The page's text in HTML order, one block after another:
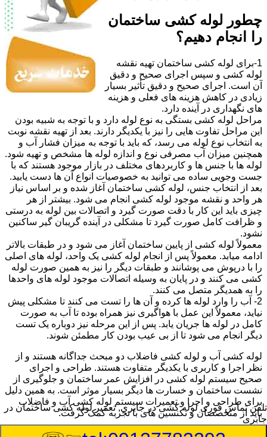
چطور لوله کشی ساختمان
را انجام دهیم؟
1-برای لوله کشی ساختمان تهیه نقشه
لوله کشی و سپس اجرای صحیح و دقیق
آن است. اجرای صحیح و دقیق تأثیر بسیار
زیادی در کاهش هزینه های فعلی و هزینه
های نگهداری در آینده دارد.
مراحل لوله کشی بستگی به نوع لوله دارد و با توجه به شبیه بودن
این مراحل تفاوت هایی را نیز با یکدیگر دارند. بعد از تهیه نقشه نوبت
به انتخاب نوع لوله می رسد، که باید با توجه به میزان فشار آب و
همچنین میزان آب مصرفی نوع و اندازه لوله ها مشخص و تهیه شود.
لوله ها با جنس ها و کاربردهای مختلف در بازار موجود هستند که با
جست وجویی ساده می توانید به خصوصیات انواع آن ها دست یابید.
بعد از انتخاب جنس، لوله کشی ساختمان آغاز شده و بر اساس نیاز
هر واحد و نقشه موجود لوله کشی انجام می شود. بیشتر از هر
چیزی باید این کار با دقت صورت گیرد و اتصالات بین لوله به درستی
و ظرافت کامل صورت گیرد تا مشکلی در آینده گریبان گیر ساکنین
نشود.
معمولاً لوله کشی از پایین ساختمان آغاز می شود و در طبقات بالاتر
ادامه میابد. معمولاً پس از انجام لوله کشی یک واحد، لوله های اصلی
را با درپوش می پوشانند و طبقات دیگر را نیز به همین صورت لوله
کشی می کنند و در پایان به وسیله اتصالات موجود لوله های واحدها
را به همدیگر متصل می کنند.
2- آب را وارد لوله ها کرده و آن ها را تست می کنند تا مشکلی پیش
نیاید، معمولاً این عمل با هواگیری نیز همراه بوده تا آب به صورت
کامل در لوله ها جریان یابد. پس از این مرحله نیز دوباره یک تست
دیگر انجام می شود تا از بی عیب بودن کار مطمئن شوند.
لوله کشی آب و لوله کشی فاضلاب دو مبحث جداگانه هستند و از
نظر اجرا و کاربری با یکدیگر متفاوت هستند. طراحی و اجرای
صحیح سیستم لوله کشی در افزایش عمر ساختمان و جلوگیری از
نشست ساختمان و خسارت ها دیگر بسیار موثر است. به همین دلیل
برای طراحی و اجرا و تعمیرات سیستم لوله کشی آب و فاضلاب
باید از متخصصان و تکنسین های با تجربه کمک گرفت.
تلفن تماس فوریلوله کشی در جابری, تعمیر لوله کشی ساختمان در
جابری